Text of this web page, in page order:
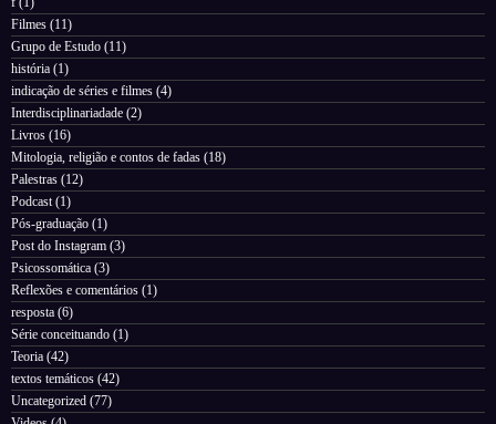
Filmes (11)
Grupo de Estudo (11)
história (1)
indicação de séries e filmes (4)
Interdisciplinariadade (2)
Livros (16)
Mitologia, religião e contos de fadas (18)
Palestras (12)
Podcast(1)
Pós-graduação (1)
Post do Instagram (3)
Psicossomática (3)
Reflexões e comentários (1)
resposta (6)
Série conceituando (1)
Teoria (42)
textos temáticos (42)
Uncategorized (77)